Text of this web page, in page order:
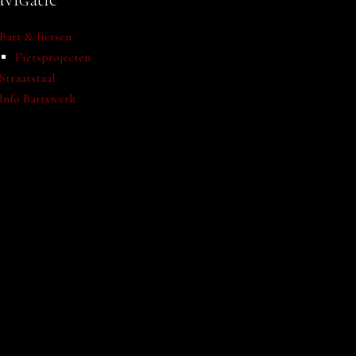
Bart & fietsen
Fietsprojecten
Straatstaal
Info Bartswerk